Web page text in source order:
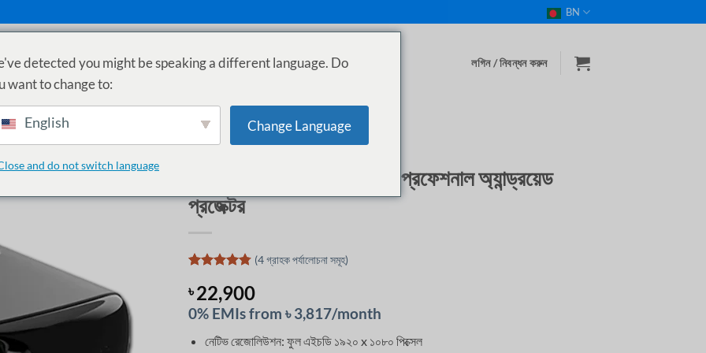
BN
খুঁজুন গাইড সাপোর্ট EMI লগিন / নিবন্ধন করুন
AUN AKEY9S ফুল এইচডি প্রফেশনাল অ্যান্ড্রয়েড
প্রজেক্টর
রেটিং এর
উপর ভিত্তি
করে 5 এর
রেট করা
(4গ্রাহক পর্যালোচনা সমূহ)
৳22,900
0% EMIs from ৳ 3,817/month
নেটিভ রেজোলিউশন: ফুল এইচডি ১৯২০ x ১০৮০ পিক্সেল
detected you might be speaking a different language. Do
want to change to:
English Change Language
and do not switch language